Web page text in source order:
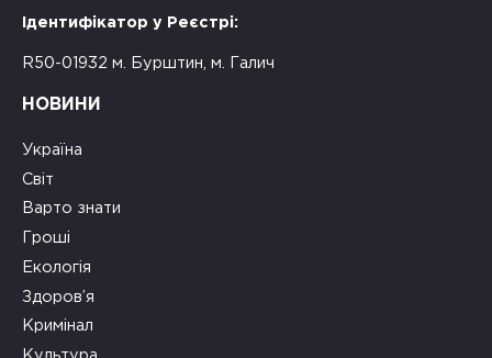
Ідентифікатор у Реєстрі:
R50-01932 м. Бурштин, м. Галич
НОВИНИ
Україна
Світ
Варто знати
Гроші
Екологія
Здоров’я
Кримінал